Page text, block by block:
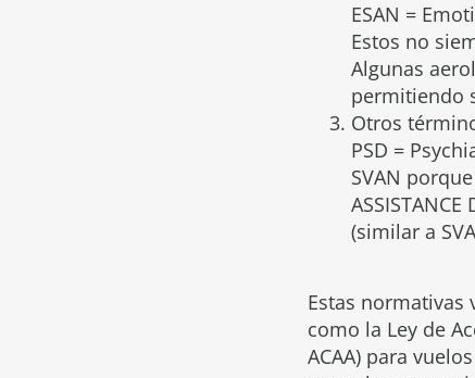
ESAN =
Estos no
Algunas
permitiendo
Otros
PSD =
SVAN
(similar a
Estas normativas
como la Ley de
ACAA) para